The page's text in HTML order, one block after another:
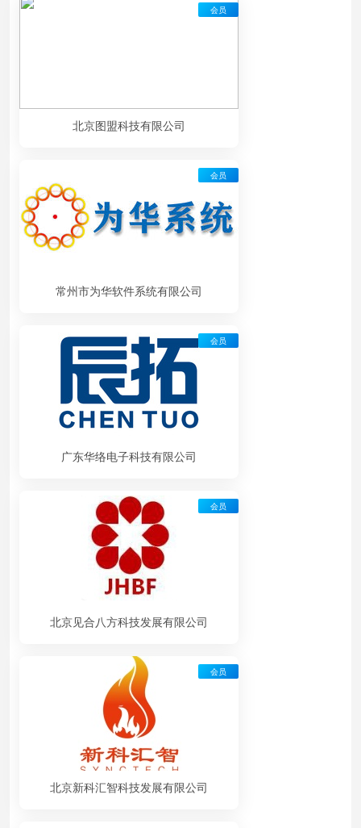
北京图盟科技有限公司
会员
常州市为华软件系统有限公司
会员
广东华络电子科技有限公司
会员
北京见合八方科技发展有限公司
会员
北京新科汇智科技发展有限公司
会员